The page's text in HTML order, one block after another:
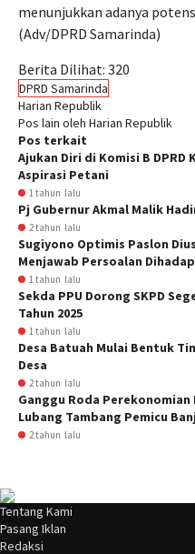
menunjukkan adanya
(Adv/DPRD Samarinda)
Berita Dilihat: 320
DPRD Samarinda
Harian Republik
Pos lain oleh Harian Republik
Pos terkait
Ajukan Diri di Komisi B DPRD
Aspirasi Petani
1 tahun lalu
Pj Gubernur Akmal Malik
2 tahun lalu
Sugiyono Optimis Paslon
Menjawab Persoalan
1 tahun lalu
Sekda PPU Dorong SKPD
Tahun 2025
1 tahun lalu
Desa Batuah Mulai Bentuk
Desa
2 tahun lalu
Ganggu Roda
Lubang Tambang Pemicu
2 tahun lalu
Tentang Kami
Pasang Iklan
Redaksi